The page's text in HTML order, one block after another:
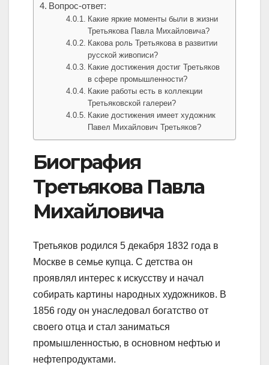
Вопрос-ответ:
Какие яркие моменты были в жизни
Третьякова Павла Михайловича?
Какова роль Третьякова в развитии
русской живописи?
Какие достижения достиг Третьяков
в сфере промышленности?
Какие работы есть в коллекции
Третьяковской галереи?
Какие достижения имеет художник
Павел Михайлович Третьяков?
Биография
Третьякова Павла
Михайловича
Третьяков родился 5 декабря 1832 года в
Москве в семье купца. С детства он
проявлял интерес к искусству и начал
собирать картины народных художников. В
1856 году он унаследовал богатство от
своего отца и стал заниматься
промышленностью, в основном нефтью и
нефтепродуктами.